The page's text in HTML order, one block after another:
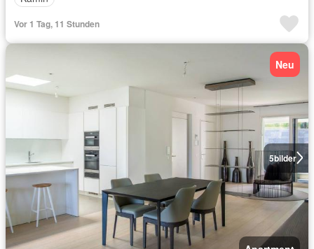
Vor 1 Tag, 11 Stunden
5bilder
Neu